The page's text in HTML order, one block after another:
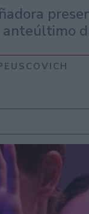
anteúltimo